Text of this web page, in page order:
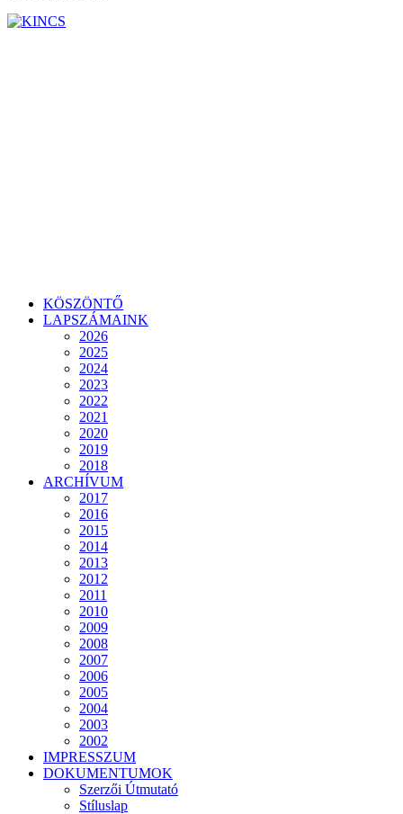
KÖSZÖNTŐ
LAPSZÁMAINK
2026
2025
2024
2023
2022
2021
2020
2019
2018
ARCHÍVUM
2017
2016
2015
2014
2013
2012
2011
2010
2009
2008
2007
2006
2005
2004
2003
2002
IMPRESSZUM
DOKUMENTUMOK
Szerzői Útmutató
Stíluslap